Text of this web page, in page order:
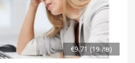
€9.71 (19 лв)